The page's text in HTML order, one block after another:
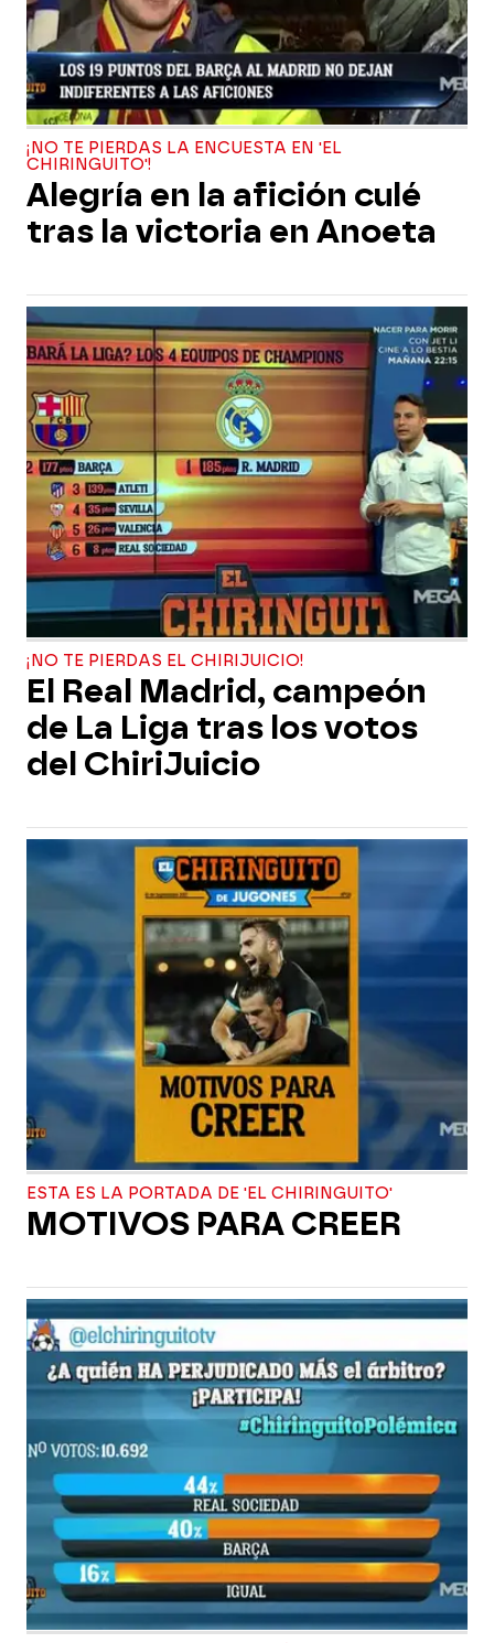
¡NO TE PIERDAS LA ENCUESTA EN 'EL
CHIRINGUITO'!
Alegría en la afición culé
tras la victoria en Anoeta
¡NO TE PIERDAS EL CHIRIJUICIO!
El Real Madrid, campeón
de La Liga tras los votos
del ChiriJuicio
ESTA ES LA PORTADA DE 'EL CHIRINGUITO'
MOTIVOS PARA CREER